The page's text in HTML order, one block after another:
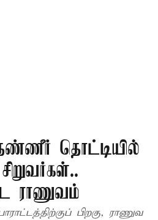
தொட்டியில்
ராணுவம்
பிறகு, ராணுவ